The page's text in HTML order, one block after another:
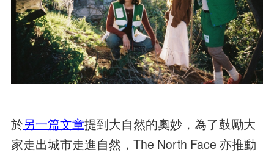
於另一篇文章提到大自然的奧妙，為了鼓勵大
家走出城市走進自然，The North Face 亦推動